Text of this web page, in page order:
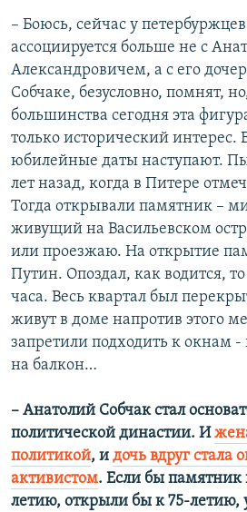
– Боюсь, сейчас у
ассоциируется больше не с
Александровичем, а с его
Собчаке, безусловно, помнят,
большинства сегодня эта
только исторический интерес.
юбилейные даты наступают.
лет назад, когда в Питере
Тогда открывали памятник –
живущий на Васильевском
или проезжаю. На открытие
Путин. Опоздал, как водится,
часа. Весь квартал был
живут в доме напротив этого
запретили подходить к окнам -
на балкон…
– Анатолий Собчак стал
политической династии. И
политикой, и дочь вдруг
активистом. Если бы памятник
летию, открыли бы к 75-летию,